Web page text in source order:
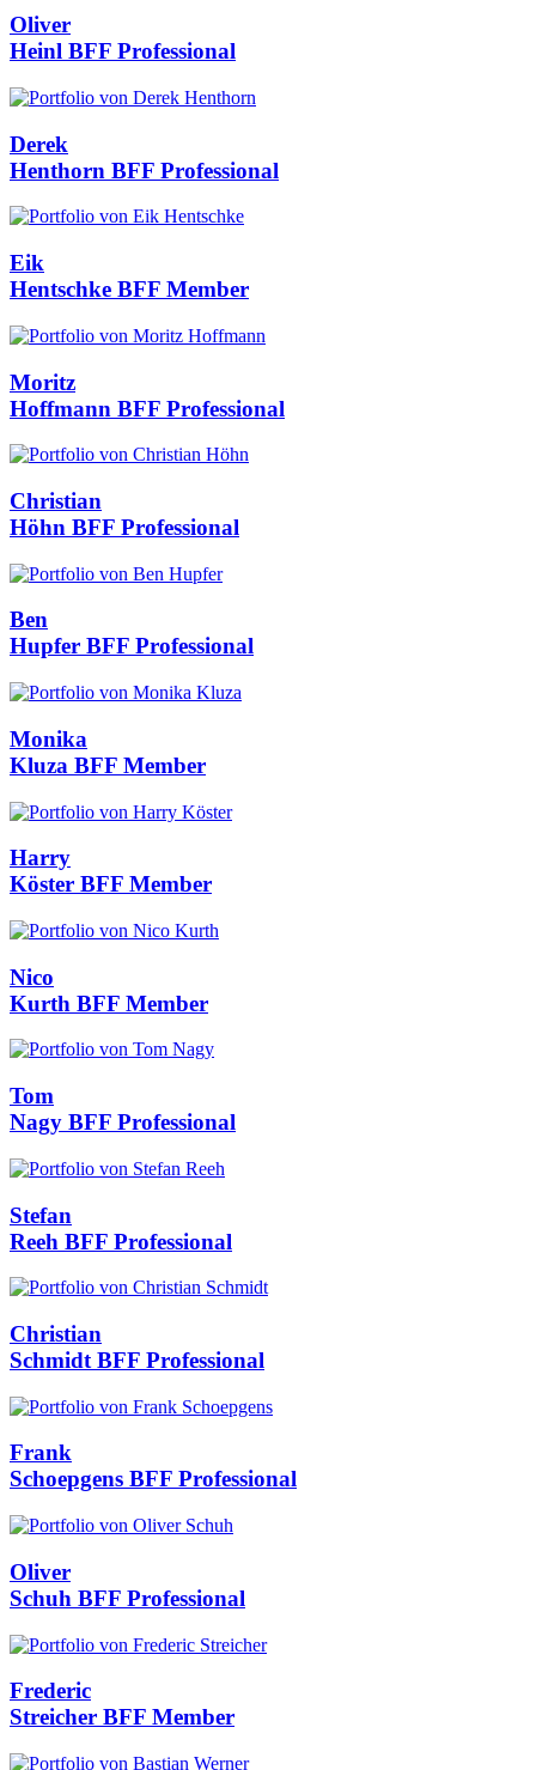
Oliver
Heinl BFF Professional
Derek
Henthorn BFF Professional
Eik
Hentschke BFF Member
Moritz
Hoffmann BFF Professional
Christian
Höhn BFF Professional
Ben
Hupfer BFF Professional
Monika
Kluza BFF Member
Harry
Köster BFF Member
Nico
Kurth BFF Member
Tom
Nagy BFF Professional
Stefan
Reeh BFF Professional
Christian
Schmidt BFF Professional
Frank
Schoepgens BFF Professional
Oliver
Schuh BFF Professional
Frederic
Streicher BFF Member